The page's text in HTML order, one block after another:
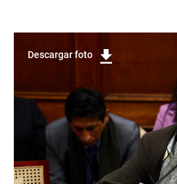
Descargar foto